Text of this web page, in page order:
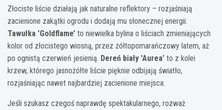
Złociste liście działają jak naturalne reflektory – rozjaśniają
zacienione zakątki ogrodu i dodają mu słonecznej energii.
Tawułka 'Goldflame’ to niewielka bylina o liściach zmieniających
kolor od złocistego wiosną, przez żółtopomarańczowy latem, aż
po ognistą czerwień jesienią. Dereń biały 'Aurea’ to z kolei
krzew, którego jasnożółte liście pięknie odbijają światło,
rozjaśniając nawet najbardziej zacienione miejsca.
Jeśli szukasz czegoś naprawdę spektakularnego, rozważ